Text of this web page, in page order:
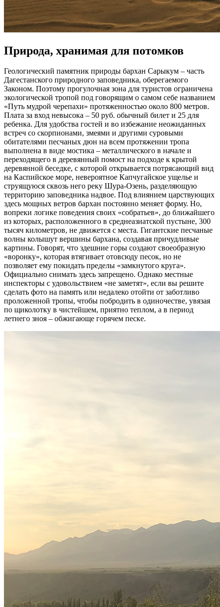
Природа, хранимая для потомков
Геологический памятник природы бархан Сарыкум – часть
Дагестанского природного заповедника, оберегаемого
Законом. Поэтому прогулочная зона для туристов ограничена
экологической тропой под говорящим о самом себе названием
«Путь мудрой черепахи» протяженностью около 800 метров.
Плата за вход невысока – 50 руб. обычный билет и 25 для
ребенка. Для удобства гостей и во избежание неожиданных
встреч со скорпионами, змеями и другими суровыми
обитателями песчаных дюн на всем протяжении тропа
выполнена в виде мостика – металлического в начале и
переходящего в деревянный помост на подходе к крытой
деревянной беседке, с которой открывается потрясающий вид
на Каспийское море, невероятное Капчугайское ущелье и
струящуюся сквозь него реку Шура-Озень, разделяющую
территорию заповедника надвое. Под влиянием царствующих
здесь мощных ветров бархан постоянно меняет форму. Но,
вопреки логике поведения своих «собратьев», до ближайшего
из которых, расположенного в среднеазиатской пустыне, 300
тысяч километров, не движется с места. Гигантские песчаные
волны колышут вершины бархана, создавая причудливые
картины. Говорят, что здешние горы создают своеобразную
«воронку», которая втягивает отовсюду песок, но не
позволяет ему покидать пределы «замкнутого круга».
Официально снимать здесь запрещено. Однако местные
инспекторы с удовольствием «не заметят», если вы решите
сделать фото на память или недалеко отойти от заботливо
проложенной тропы, чтобы побродить в одиночестве, увязая
по щиколотку в чистейшем, приятно теплом, а в период
летнего зноя – обжигающе горячем песке.